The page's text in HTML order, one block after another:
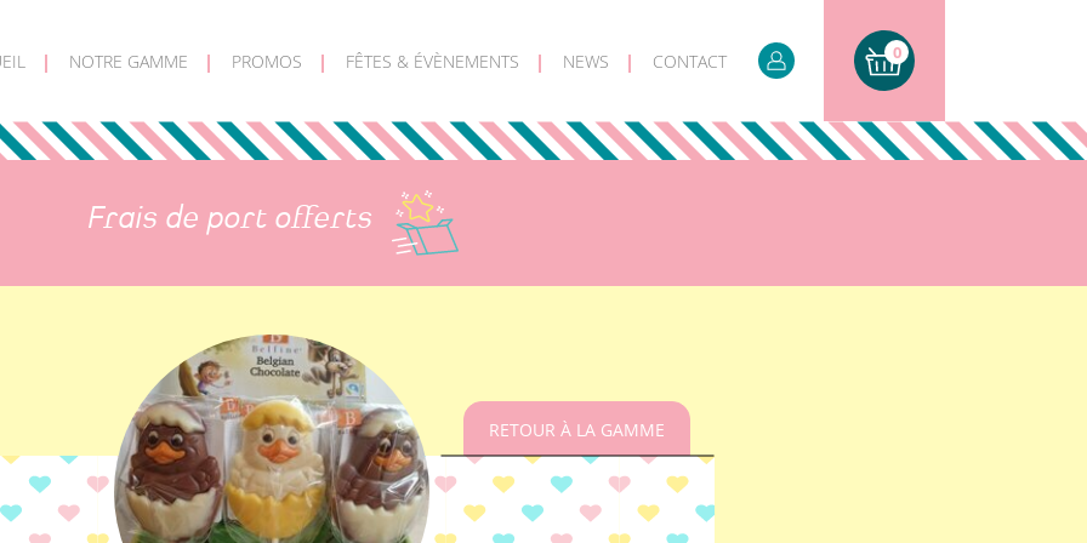
NOTRE GAMME PROMOS FÊTES & ÉVÈNEMENTS NEWS CONTACT 0
Frais de port offerts
RETOUR À LA GAMME